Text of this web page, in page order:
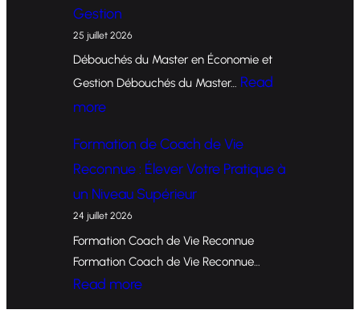
Gestion
25 juillet 2026
Débouchés du Master en Économie et
Gestion Débouchés du Master… Read
more:
t
u
n
Formation de Coach de Vie
Reconnue : Élever Votre Pratique à
un Niveau Supérieur
24 juillet 2026
Formation Coach de Vie Reconnue
Formation Coach de Vie Reconnue…
Read more:
F